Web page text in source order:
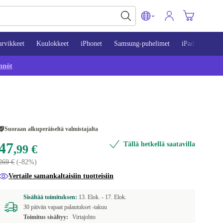
Kuulokkeet iPhonet Samsung-puhelimet iPadit
Suoraan alkuperäiseltä valmistajalta
,99 €
€(-82%)
Tällä hetkellä saatavilla
Vertaile samankaltaisiin tuotteisiin
Sisältää toimituksen: 13. Elok. - 17. Elok.
30 päivän vapaat palautukset -takuu
Toimitus sisältyy:
Virtajohto